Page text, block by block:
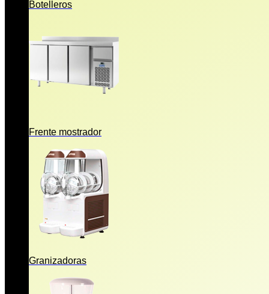
Botelleros
Frente mostrador
Granizadoras